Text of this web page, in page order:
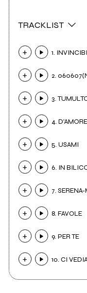
TRACKLIST
1.
2.
3.
4.
5. USAMI
6. IN
7.
8. FAVOLE
9. PER TE
10. CI